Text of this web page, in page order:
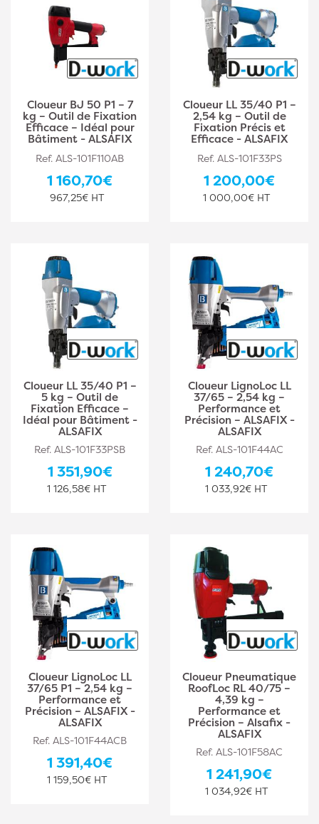
Cloueur BJ 50 P1 – 7
kg – Outil de Fixation
Efficace – Idéal pour
Bâtiment - ALSAFIX
Ref. ALS-101F110AB
1 160,70€
967,25€ HT
Cloueur LL 35/40 P1 –
2,54 kg – Outil de
Fixation Précis et
Efficace - ALSAFIX
Ref. ALS-101F33PS
1 200,00€
1 000,00€ HT
Cloueur LL 35/40 P1 –
5 kg – Outil de
Fixation Efficace –
Idéal pour Bâtiment -
ALSAFIX
Ref. ALS-101F33PSB
1 351,90€
1 126,58€ HT
Cloueur LignoLoc LL
37/65 – 2,54 kg –
Performance et
Précision – ALSAFIX -
ALSAFIX
Ref. ALS-101F44AC
1 240,70€
1 033,92€ HT
Cloueur LignoLoc LL
37/65 P1 – 2,54 kg –
Performance et
Précision – ALSAFIX -
ALSAFIX
Ref. ALS-101F44ACB
1 391,40€
1 159,50€ HT
Cloueur Pneumatique
RoofLoc RL 40/75 –
4,39 kg –
Performance et
Précision – Alsafix -
ALSAFIX
Ref. ALS-101F58AC
1 241,90€
1 034,92€ HT